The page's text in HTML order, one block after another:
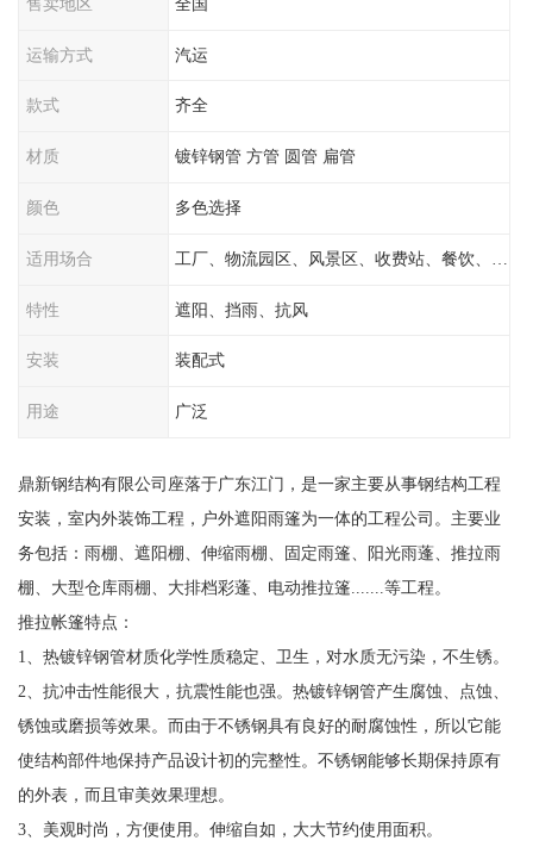
运输方式 汽运
款式 齐全
材质 镀锌钢管 方管 圆管 扁管
颜色 多色选择
适用场合
特性 遮阳、挡雨、抗风
安装 装配式
用途 广泛
鼎新钢结构有限公司座落于广东江门，是一家主要从事钢结构工程
安装，室内外装饰工程，户外遮阳雨篷为一体的工程公司。主要业
务包括：雨棚、遮阳棚、伸缩雨棚、固定雨篷、阳光雨蓬、推拉雨
棚、大型仓库雨棚、大排档彩蓬、电动推拉篷.......等工程。
推拉帐篷特点：
1、热镀锌钢管材质化学性质稳定、卫生，对水质无污染，不生锈。
2、抗冲击性能很大，抗震性能也强。热镀锌钢管产生腐蚀、点蚀、
锈蚀或磨损等效果。而由于不锈钢具有良好的耐腐蚀性，所以它能
使结构部件地保持产品设计初的完整性。不锈钢能够长期保持原有
的外表，而且审美效果理想。
3、美观时尚，方便使用。伸缩自如，大大节约使用面积。